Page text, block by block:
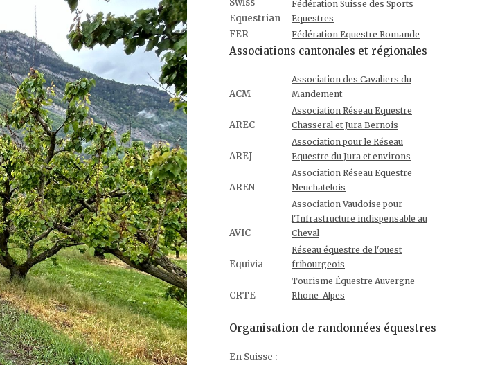
Swiss
Equestrian
Fédération Suisse des Sports
Equestres
FER Fédération Equestre Romande
Associations cantonales et régionales
ACM
Association des Cavaliers du
Mandement
AREC
Association Réseau Equestre
Chasseral et Jura Bernois
AREJ
Association pour le Réseau
Equestre du Jura et environs
AREN
Association Réseau Equestre
Neuchatelois
AVIC
Association Vaudoise pour
l'Infrastructure indispensable au
Cheval
Equivia
Réseau équestre de l'ouest
fribourgeois
CRTE
Tourisme Équestre Auvergne
Rhone-Alpes
Organisation de randonnées équestres
En Suisse :